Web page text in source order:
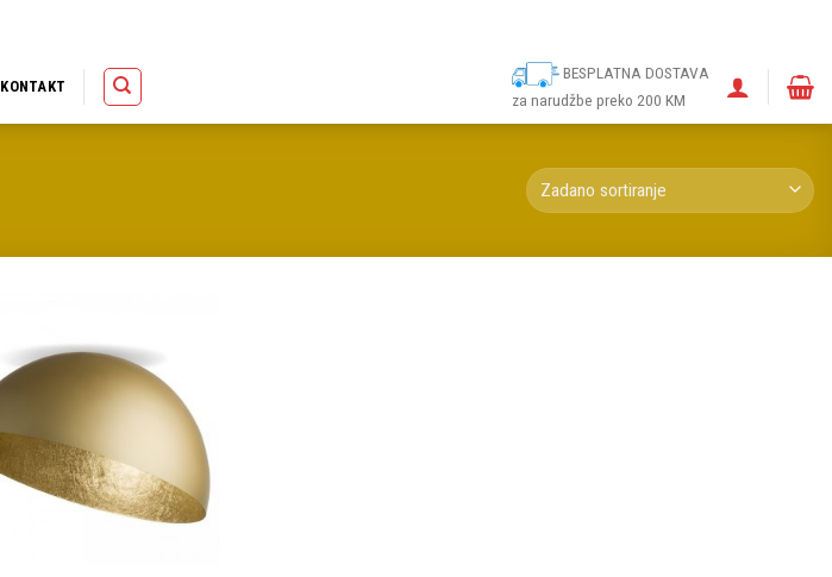
KONTAKT
BESPLATNA DOSTAVA
za narudžbe preko 200 KM
Dodaj u
omiljene